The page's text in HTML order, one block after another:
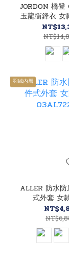
JORDON 橋登
玉龍衝鋒衣 女
風/防水/透
羽絨內層
ALLER 防水
式外套 女